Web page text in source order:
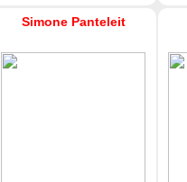
Simone Panteleit